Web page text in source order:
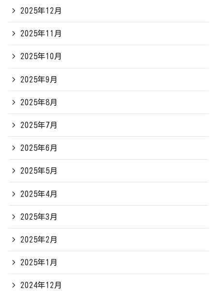
2025年12月
2025年11月
2025年10月
2025年9月
2025年8月
2025年7月
2025年6月
2025年5月
2025年4月
2025年3月
2025年2月
2025年1月
2024年12月